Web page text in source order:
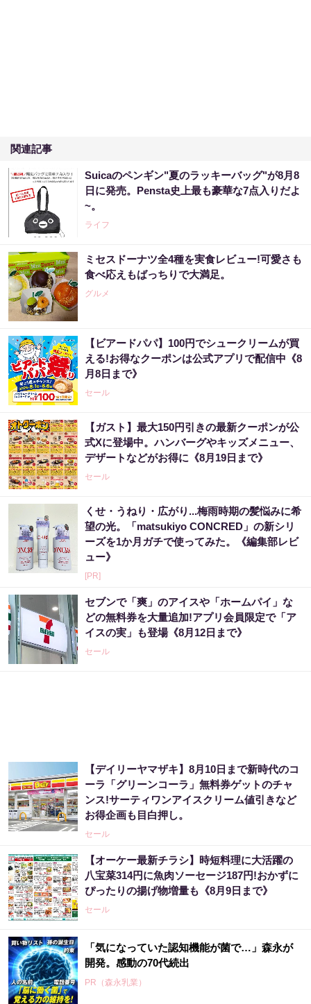
関連記事
Suicaのペンギン"夏のラッキーバッグ"が8月8
日に発売。Pensta史上最も豪華な7点入りだよ
~。
ライフ
ミセスドーナツ全4種を実食レビュー!可愛さも
食べ応えもばっちりで大満足。
グルメ
【ビアードパパ】100円でシュークリームが買
える!お得なクーポンは公式アプリで配信中《8
月8日まで》
セール
【ガスト】最大150円引きの最新クーポンが公
式Xに登場中。ハンバーグやキッズメニュー、
デザートなどがお得に《8月19日まで》
セール
くせ・うねり・広がり...梅雨時期の髪悩みに希
望の光。「matsukiyo CONCRED」の新シリ
ーズを1か月ガチで使ってみた。《編集部レビ
ュー》
[PR]
セブンで「爽」のアイスや「ホームパイ」な
どの無料券を大量追加!アプリ会員限定で「ア
イスの実」も登場《8月12日まで》
セール
【デイリーヤマザキ】8月10日まで新時代のコ
ーラ「グリーンコーラ」無料券ゲットのチャ
ンス!サーティワンアイスクリーム値引きなど
お得企画も目白押し。
セール
【オーケー最新チラシ】時短料理に大活躍の
八宝菜314円に魚肉ソーセージ187円!おかずに
ぴったりの揚げ物増量も《8月9日まで》
セール
「気になっていた認知機能が菌で…」森永が
開発。感動の70代続出
PR（森永乳業）